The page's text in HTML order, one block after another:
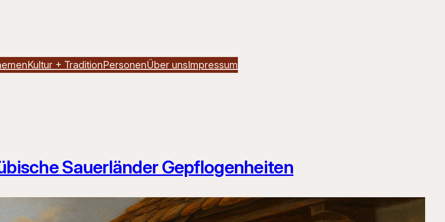
Kultur + TraditionPersonenÜber unsImpressum
Sauerländer Gepflogenheiten